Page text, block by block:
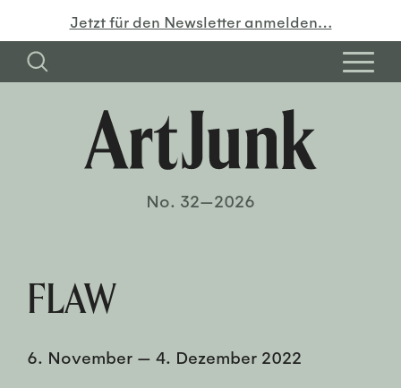
Jetzt für den Newsletter anmelden…
No. 32—2026
FLAW
6. November — 4. Dezember 2022